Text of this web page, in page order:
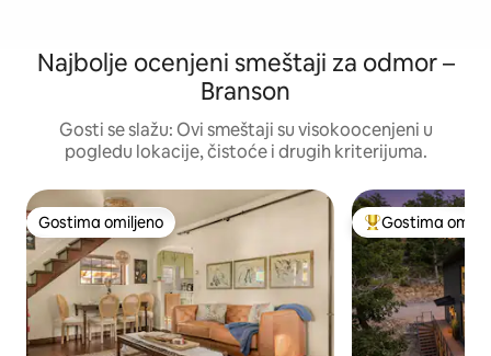
Najbolje ocenjeni smeštaji za odmor –
Branson
Gosti se slažu: Ovi smeštaji su visokoocenjeni u
pogledu lokacije, čistoće i drugih kriterijuma.
Gostima omiljeno
Gostima omiljeno Najuspešniji
Gostima